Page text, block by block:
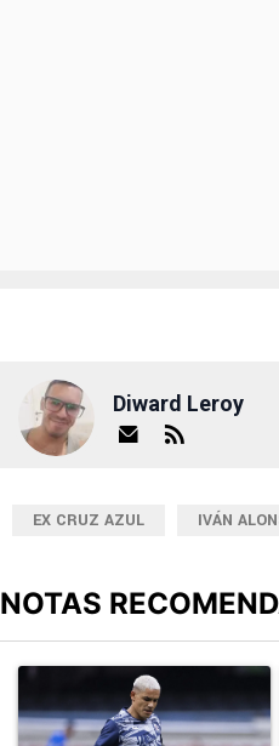
Diward Leroy
EX CRUZ AZUL IVÁN
NOTAS
Un artículo de tendencia con